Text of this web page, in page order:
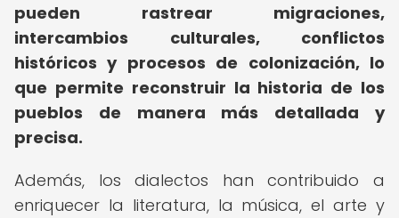
pueden rastrear migraciones,
intercambios culturales, conflictos
históricos y procesos de colonización, lo
que permite reconstruir la historia de los
pueblos de manera más detallada y
precisa.
Además, los dialectos han contribuido a
enriquecer la literatura, la música, el arte y